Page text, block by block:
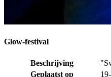
Glow-festival
Beschrijving
Geplaatst op